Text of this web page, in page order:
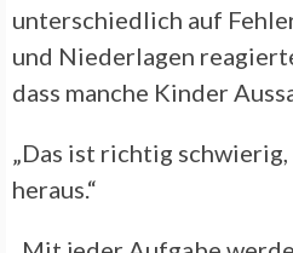
unterschiedlich auf
und Niederlagen
dass manche Kinder
„Das ist richtig
heraus.“